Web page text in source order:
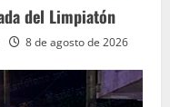
del Limpiatón
8 de agosto de 2026